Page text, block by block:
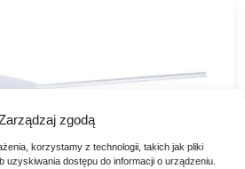
zgodą
korzystamy z technologii, takich jak pliki
uzyskiwania dostępu do informacji o urządzeniu.